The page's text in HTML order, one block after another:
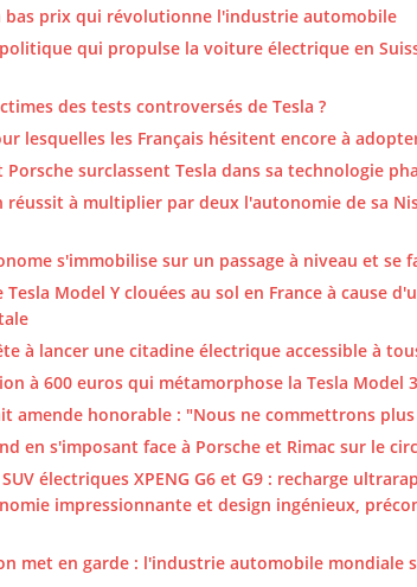
bas prix qui révolutionne l'industrie automobile
qui propulse la voiture électrique en
des tests controversés de Tesla ?
lesquelles les Français hésitent encore à
Porsche surclassent Tesla dans sa technologie
réussit à multiplier par deux l'autonomie de sa
s'immobilise sur un passage à niveau et
Tesla Model Y clouées au sol en France à cause
à lancer une citadine électrique accessible à
à 600 euros qui métamorphose la Tesla Model 3
amende honorable : "Nous ne commettrons
en s'imposant face à Porsche et Rimac sur le
électriques XPENG G6 et G9 : recharge
impressionnante et design ingénieux,
met en garde : l'industrie automobile mondiale